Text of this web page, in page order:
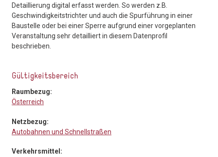
Detaillierung digital erfasst werden. So werden z.B.
Geschwindigkeitstrichter und auch die Spurführung in einer
Baustelle oder bei einer Sperre aufgrund einer vorgeplanten
Veranstaltung sehr detailliert in diesem Datenprofil
beschrieben.
Gültigkeitsbereich
Raumbezug:
Österreich
Netzbezug:
Autobahnen und Schnellstraßen
Verkehrsmittel: